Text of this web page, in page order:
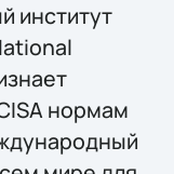
институт
нормам